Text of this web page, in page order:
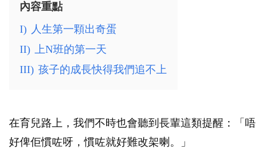
內容重點
I) 人生第一顆出奇蛋
II) 上N班的第一天
III) 孩子的成長快得我們追不上
在育兒路上，我們不時也會聽到長輩這類提醒：「唔
好俾佢慣咗呀，慣咗就好難改架喇。」